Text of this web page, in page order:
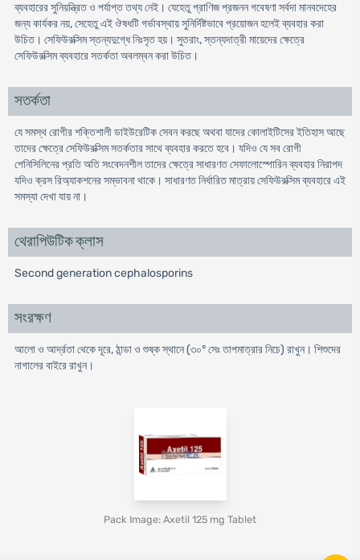
ব্যবহারের সুনিয়ন্ত্রিত ও পর্যাপ্ত তথ্য নেই। যেহেতু প্রাণিজ প্রজনন গবেষণা সর্বদা মানবদেহের
জন্য কার্যকর নয়, সেহেতু এই ঔষধটি গর্ভাবস্থায় সুনির্দিষ্টভাবে প্রয়োজন হলেই ব্যবহার করা
উচিত। সেফিউরক্সিম স্তন্যদুগ্ধে নিঃসৃত হয়। সুতরাং, স্তন্যদাত্রী মায়েদের ক্ষেত্রে
সেফিউরক্সিম ব্যবহারে সতর্কতা অবলম্বন করা উচিত।
সতর্কতা
যে সমস্থ রোগীর শক্তিশালী ডাইউরেটিক সেবন করছে অথবা যাদের কোলাইটিসের ইতিহাস আছে
তাদের ক্ষেত্রে সেফিউরক্সিম সতর্কতার সাথে ব্যবহার করতে হবে। যদিও যে সব রোগী
পেনিসিলিনের প্রতি অতি সংবেদনশীল তাদের ক্ষেত্রে সাধারণত সেফালোস্পোরিন ব্যবহার নিরাপদ
যদিও ক্রস রিঅ্যাকশনের সম্ভাবনা থাকে। সাধারণত নির্ধারিত মাত্রায় সেফিউরক্সিম ব্যবহারে এই
সমস্যা দেখা যায় না।
থেরাপিউটিক ক্লাস
Second generation cephalosporins
সংরক্ষণ
আলো ও আর্দ্রতা থেকে দূরে, ঠান্ডা ও শুষ্ক স্থানে (৩০° সেঃ তাপমাত্রার নিচে) রাখুন। শিশুদের
নাগালের বাইরে রাখুন।
Pack Image: Axetil 125 mg Tablet